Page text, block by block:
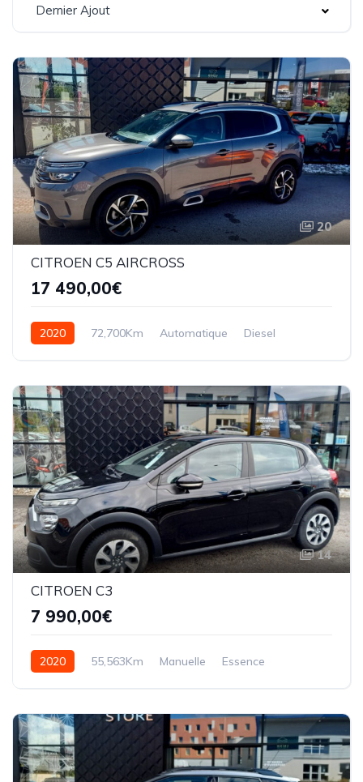
Dernier Ajout
20
CITROEN C5 AIRCROSS
17 490,00€
2020 72,700Km Automatique Diesel
14
CITROEN C3
7 990,00€
2020 55,563Km Manuelle Essence